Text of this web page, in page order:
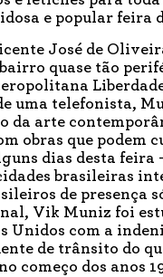
e popular feira
José de
quase tão
uma telefonista,
da arte
obras que podem
dias desta feira
brasileiras
de presença
Vik Muniz foi
Unidos com a
de trânsito do
começo dos anos